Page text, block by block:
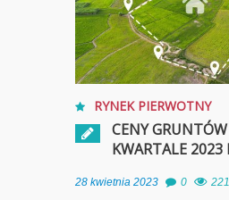
RYNEK PIERWOTNY
CENY
KWARTALE 2023
28 kwietnia 2023 0 221